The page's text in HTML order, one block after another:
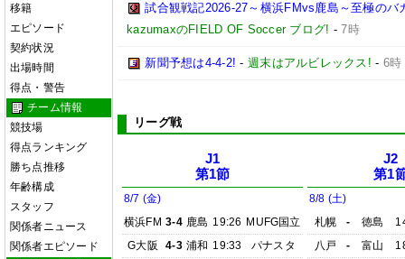
移籍
エピソード
契約状況
出場時間
得点・警告
チーム情報
競技場
得点ランキング
勝ち点推移
年齢構成
スタッフ
関係者ニュース
関係者エピソード
試合観戦記2026-27～横浜FMvs鹿島～至極の
kazumaxのFIELD OF Soccer ブログ! -7時
新聞予想は4-4-2! -週末はアルビレックス! - 6時
リーグ戦
J1
第1節
8/7 (金)
横浜FM 3-4 鹿島 19:26 MUFG国立
G大阪
4-3 浦和 19:33
パナスタ
J2
第1
8/8 (土)
札幌
- 徳島
八戸
- 富山